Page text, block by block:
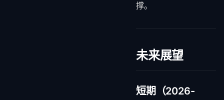
撑。
未来展望
短期（2026-